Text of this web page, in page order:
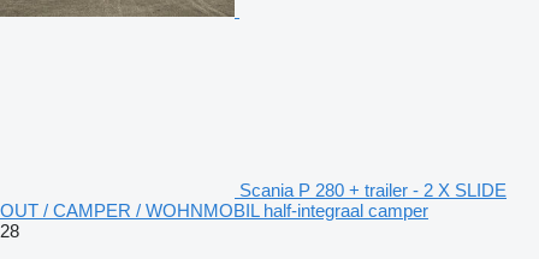
Scania P 280 + trailer - 2 X SLIDE
OUT / CAMPER / WOHNMOBIL half-integraal camper
28